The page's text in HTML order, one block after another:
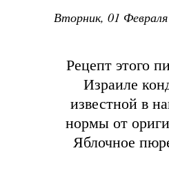
Вторник, 01
Рецепт этого
Израиле
известной в
нормы от
Яблочное